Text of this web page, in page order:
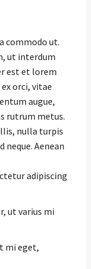
commodo ut.
ut interdum
est et lorem
orci, vitae
augue,
rutrum metus.
nulla turpis
Aenean
adipiscing
ut varius mi
mi eget,